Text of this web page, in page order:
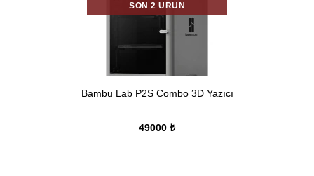
SON 2 ÜRÜN
Bambu Lab P2S Combo 3D Yazıcı
49000 ₺